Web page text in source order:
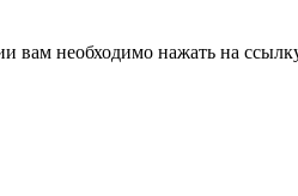
вам необходимо нажать на